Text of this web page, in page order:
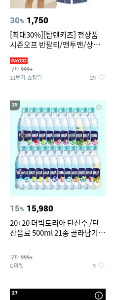
30% 1,750
[최대30%][탑텐키즈] 전상품
시즌오프 반팔티/맨투맨/상하
구매 999+
11번가 쇼킹딜 29
25
15% 15,980
20+20 더빅토리아 탄산수 /탄
산음료 500ml 21종 골라담기
구매 999+
G마켓 9
27